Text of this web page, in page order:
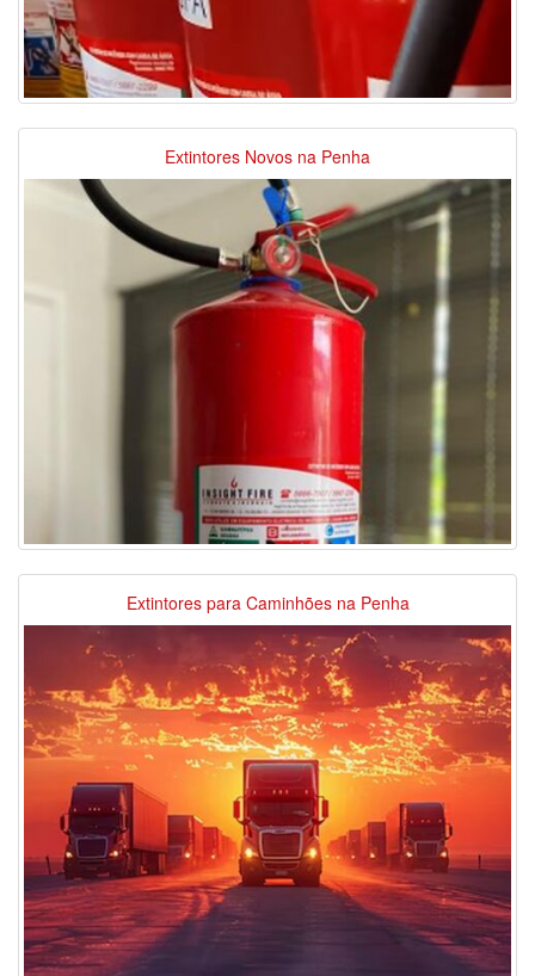
Extintores Novos na Penha
Extintores para Caminhões na Penha